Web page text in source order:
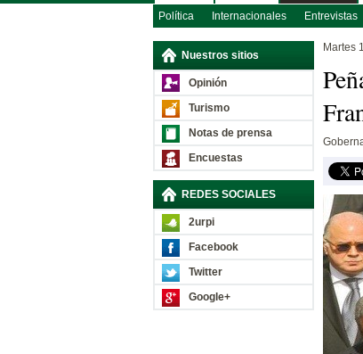
Política Internacionales Entrevistas
Nuestros sitios
Opinión
Turismo
Notas de prensa
Encuestas
REDES SOCIALES
2urpi
Facebook
Twitter
Google+
Martes